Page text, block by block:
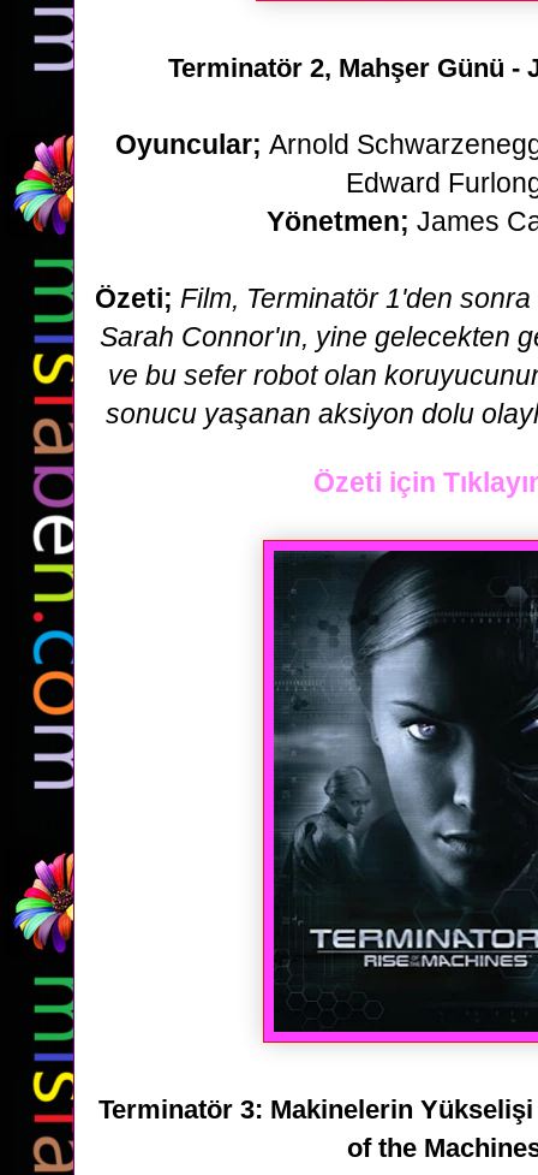
Terminatör 2, Mahşer Günü -
Oyuncular; Arnold
Edward
Yönetmen; James
Özeti; Film, Terminatör 1'den
Sarah Connor'ın, yine gelecekten
ve bu sefer robot olan
sonucu yaşanan aksiyon dolu
Özeti için
Terminatör 3: Makinelerin
of the